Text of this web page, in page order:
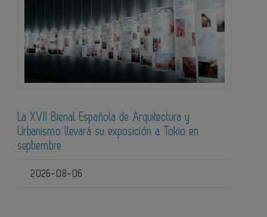
La XVII Bienal Española de Arquitectura y
Urbanismo llevará su exposición a Tokio en
septiembre
2026-08-06